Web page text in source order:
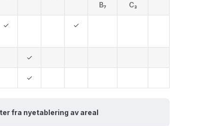
B₇
C₃
✓ ✓
✓
✓
fra nyetablering av areal